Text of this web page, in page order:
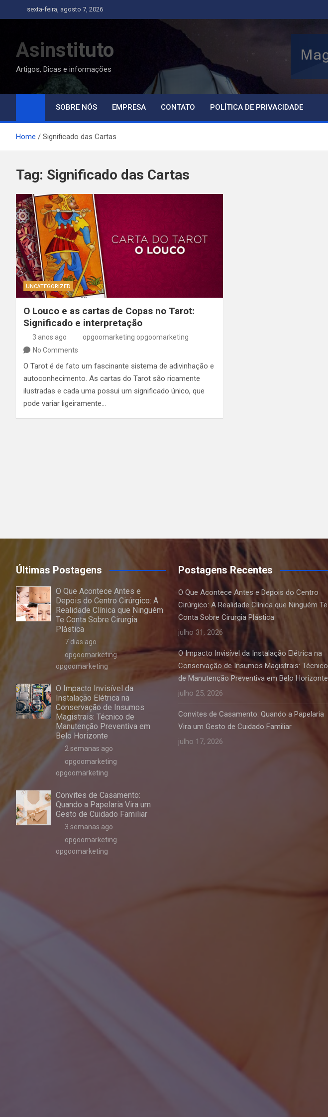
to
sexta-feira, agosto 7, 2026
Asinstituto
Artigos, Dicas e informações
SOBRE NÓS EMPRESA CONTATO POLÍTICA DE PRIVACIDADE
Home Significado das Cartas
Tag: Significado das Cartas
UNCATEGORIZED
O Louco e as cartas de Copas no Tarot:
Significado e interpretação
3 anos ago
opgoomarketing opgoomarketing
No Comments
O Tarot é de fato um fascinante sistema de adivinhação e
autoconhecimento. As cartas do Tarot são ricamente
ilustradas e cada uma possui um significado único, que
pode variar ligeiramente…
Últimas Postagens
O Que Acontece Antes e
Depois do Centro Cirúrgico: A
Realidade Clínica que Ninguém
Te Conta Sobre Cirurgia
Plástica
7 dias ago
opgoomarketing
opgoomarketing
O Impacto Invisível da
Instalação Elétrica na
Conservação de Insumos
Magistrais: Técnico de
Manutenção Preventiva em
Belo Horizonte
2 semanas ago
opgoomarketing
opgoomarketing
Convites de Casamento:
Quando a Papelaria Vira um
Gesto de Cuidado Familiar
3 semanas ago
opgoomarketing
opgoomarketing
Postagens Recentes
O Que Acontece Antes e Depois do Centro
Cirúrgico: A Realidade Clínica que Ninguém Te
Conta Sobre Cirurgia Plástica
julho 31, 2026
O Impacto Invisível da Instalação Elétrica na
Conservação de Insumos Magistrais: Técnico
de Manutenção Preventiva em Belo Horizonte
julho 25, 2026
Convites de Casamento: Quando a Papelaria
Vira um Gesto de Cuidado Familiar
julho 17, 2026